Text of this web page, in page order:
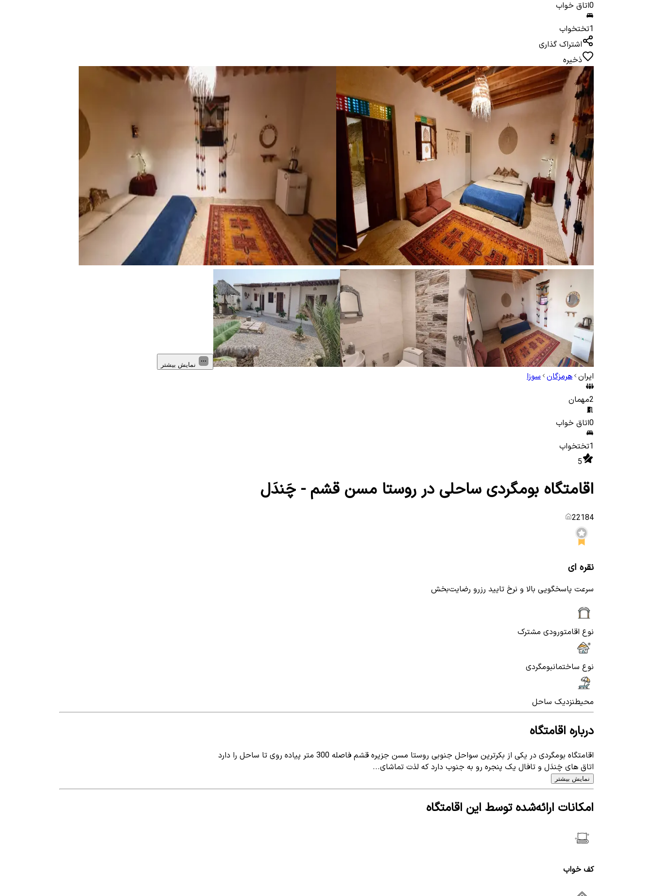
0اتاق خواب
1تختخواب
اشتراک گذاری
ذخیره
نمایش بیشتر
ایران هرمزگان سوزا
2مهمان
0اتاق خواب
1تختخواب
5
اقامتگاه بومگردی ساحلی در روستا مسن قشم - چَندَل
22184
نقره ای
سرعت پاسخگویی بالا و نرخ تایید رزرو رضایت‌بخش
نوع اقامتورودی مشترک
نوع ساختمانبومگردی
محیطنزدیک ساحل
درباره اقامتگاه
اقامتگاه بومگردی در یکی از بکرترین سواحل جنوبی روستا مسن جزیره قشم فاصله 300 متر پیاده روی تا ساحل را دارد
اتاق‌ های چَندَل و تافال یک پنجره رو به جنوب دارد که لذت تماشای...
نمایش بیشتر
امکانات ارائه‌شده توسط این اقامتگاه
کف خواب